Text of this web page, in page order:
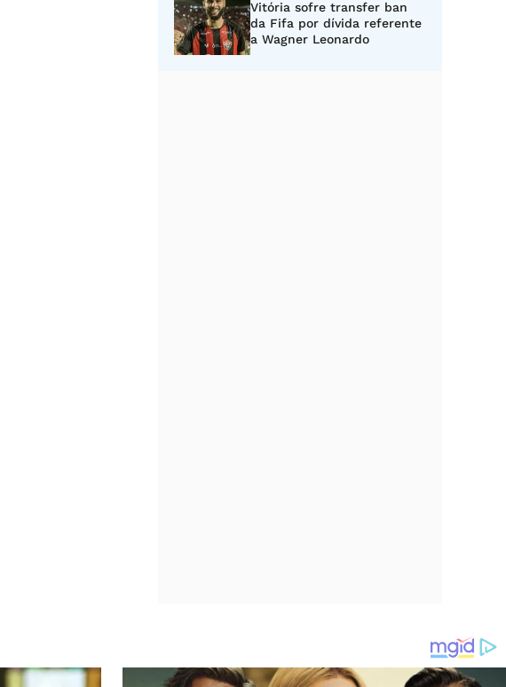
Vitória sofre transfer ban
da Fifa por dívida referente
a Wagner Leonardo